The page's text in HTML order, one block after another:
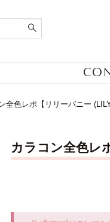
全色レポ【リリーバニー
カラコン全色レ